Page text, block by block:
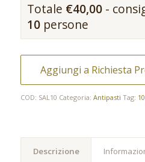
Totale €40,00-
10persone
Aggiungi a Richiesta
COD: SAL10 Categoria: Antipasti Tag:
Descrizione